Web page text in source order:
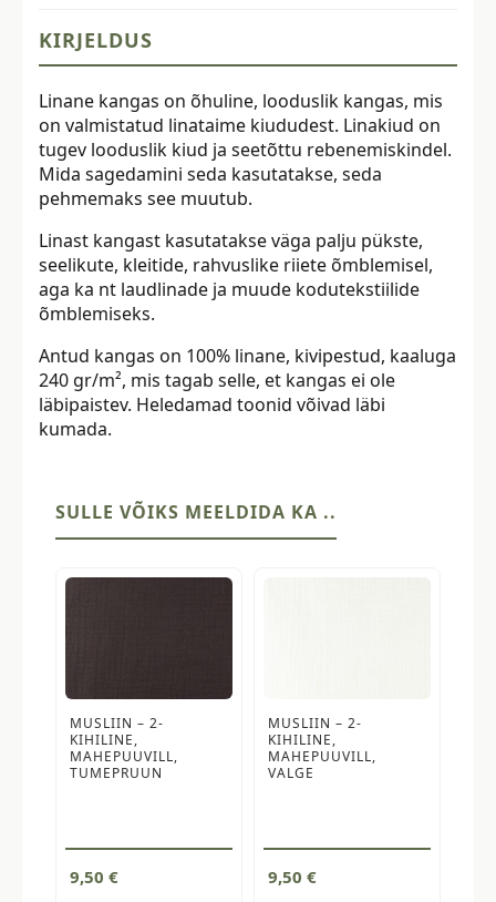
KIRJELDUS
Linane kangas on õhuline, looduslik kangas, mis
on valmistatud linataime kiududest. Linakiud on
tugev looduslik kiud ja seetõttu rebenemiskindel.
Mida sagedamini seda kasutatakse, seda
pehmemaks see muutub.
Linast kangast kasutatakse väga palju pükste,
seelikute, kleitide, rahvuslike riiete õmblemisel,
aga ka nt laudlinade ja muude kodutekstiilide
õmblemiseks.
Antud kangas on 100% linane, kivipestud, kaaluga
240 gr/m², mis tagab selle, et kangas ei ole
läbipaistev. Heledamad toonid võivad läbi
kumada.
SULLE VÕIKS MEELDIDA KA ..
MUSLIIN – 2-
KIHILINE,
MAHEPUUVILL,
TUMEPRUUN
9,50 €
MUSLIIN – 2-
KIHILINE,
MAHEPUUVILL,
VALGE
9,50 €